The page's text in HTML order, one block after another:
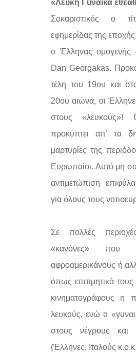
«Λευκή Γυναίκα
Σοκαριστικός ο
εφημερίδας της
ο Έλληνας ομογενής
Dan Georgakas.
τέλη του 19ου και
20ου αιώνα, οι
στους «λευκούς»!
προκύπτει απ’ τα
μαρτυρίες της
Ευρωπαίοι. Αυτό μη
αντιμετώπιση
για όλους τους
Σε πολλές
«κανόνες» που
αφροαμερικάνους ή
όπως επιτιμητικά
κινηματογράφους η
λευκούς, ενώ ο
στους νέγρους και
(Έλληνες, Ιταλούς